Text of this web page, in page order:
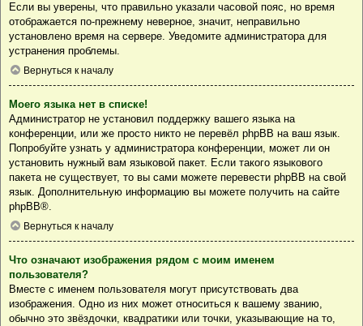
Если вы уверены, что правильно указали часовой пояс, но время
отображается по-прежнему неверное, значит, неправильно
установлено время на сервере. Уведомите администратора для
устранения проблемы.
Вернуться к началу
Моего языка нет в списке!
Администратор не установил поддержку вашего языка на
конференции, или же просто никто не перевёл phpBB на ваш язык.
Попробуйте узнать у администратора конференции, может ли он
установить нужный вам языковой пакет. Если такого языкового
пакета не существует, то вы сами можете перевести phpBB на свой
язык. Дополнительную информацию вы можете получить на сайте
phpBB®.
Вернуться к началу
Что означают изображения рядом с моим именем
пользователя?
Вместе с именем пользователя могут присутствовать два
изображения. Одно из них может относиться к вашему званию,
обычно это звёздочки, квадратики или точки, указывающие на то,